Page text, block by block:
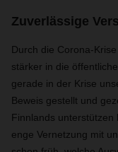
Zuverlässige
Durch die Corona-
stärker in die
gerade in der Krise
Beweis gestellt und
Finnlands unterstützen
enge Vernetzung mit